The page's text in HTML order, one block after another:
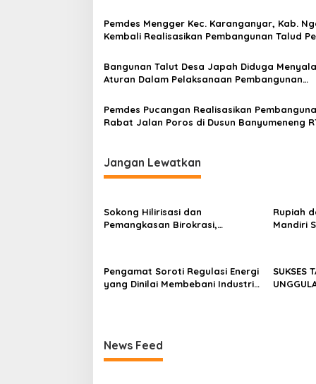
Pemdes Mengger Kec. Karanganyar, Kab.
Kembali Realisasikan Pembangunan Talud
Bangunan Talut Desa Japah Diduga
Aturan Dalam Pelaksanaan Pembangunan
Pemdes Pucangan Realisasikan
Rabat Jalan Poros di Dusun Banyumeneng
Jangan Lewatkan
Sokong Hilirisasi dan
Pemangkasan Birokrasi,
Rupiah
Mandiri
Pengamat Soroti Regulasi Energi
yang Dinilai Membebani Industri
SUKSES
News Feed